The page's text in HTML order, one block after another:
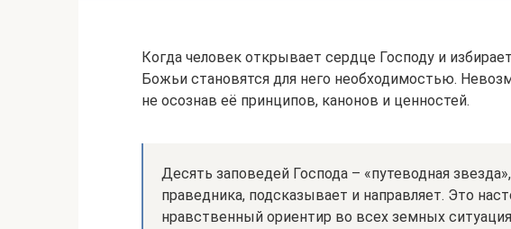
Когда человек открывает сердце Господу и
Божьи становятся для него необходимостью.
не осознав её принципов, канонов и ценностей.
Десять заповедей Господа – «путеводная
праведника, подсказывает и направляет. Это
нравственный ориентир во всех земных